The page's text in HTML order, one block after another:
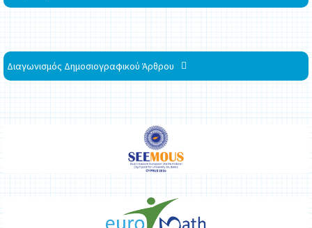
Διαγωνισμός Δημοσιογραφικού Άρθρου